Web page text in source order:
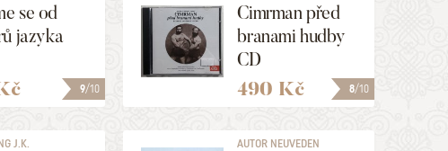
9/10
se od
jazyka
8/10
Cimrman před
branami hudby
CD
490 Kč
J.K. AUTOR NEUVEDEN